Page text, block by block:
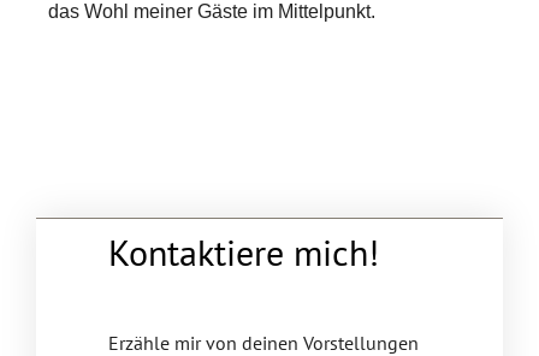
das Wohl meiner Gäste im Mittelpunkt.
Kontaktiere mich!
Erzähle mir von deinen Vorstellungen